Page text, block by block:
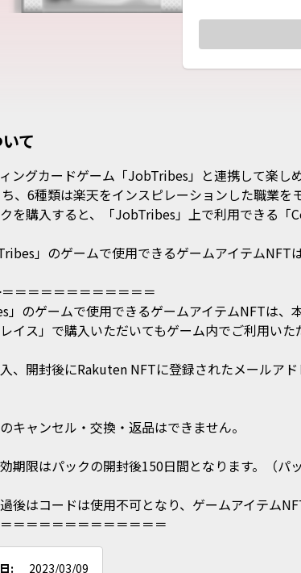
て
ングカードゲーム「JobTribes」と連携して楽し
、6種類は楽天をインスピレーションした職業を
を購入すると、「JobTribes」上で利用できる
」のゲームで使用できるゲームアイテムNFT
＝＝＝＝＝＝＝＝＝＝＝
」のゲームで使用できるゲームアイテムNFTは
イス」で購入いただいてもゲーム内でご利用いた
、開封後にRakuten NFTに登録されたメールア
キャンセル・交換・返品はできません。
期限はパックの開封後150日間となります。（
後はコードは使用不可となり、ゲームアイテム
＝＝＝＝＝＝＝＝＝＝＝＝
: 2023/03/09